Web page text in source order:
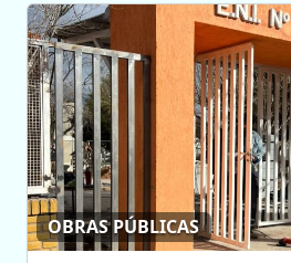
OBRAS PÚBLICAS